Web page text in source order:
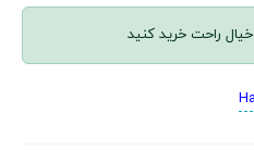
راحت خرید کنید